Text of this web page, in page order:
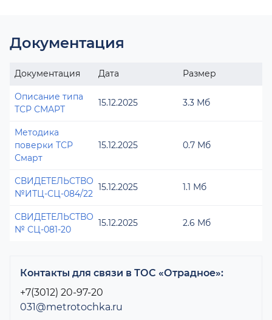
Документация
Документация Дата Размер
Описание типа
ТСР СМАРТ
15.12.2025 3.3 Мб
Методика
поверки ТСР
Смарт
15.12.2025 0.7 Мб
СВИДЕТЕЛЬСТВО
№ИТЦ-СЦ-084/22
15.12.2025 1.1 Мб
СВИДЕТЕЛЬСТВО
№ СЦ-081-20
15.12.2025 2.6 Мб
Контакты для связи в ТОС «Отрадное»:
+7(3012) 20-97-20
031@metrotochka.ru